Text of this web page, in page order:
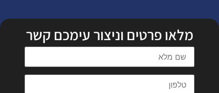
מלאו פרטים וניצור עימכם קשר